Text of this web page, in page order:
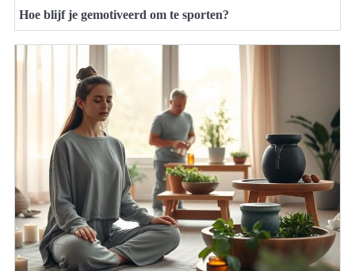
Hoe blijf je gemotiveerd om te sporten?